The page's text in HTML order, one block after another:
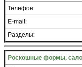
Телефон:
E-mail:
Разделы:
Роскошные формы,